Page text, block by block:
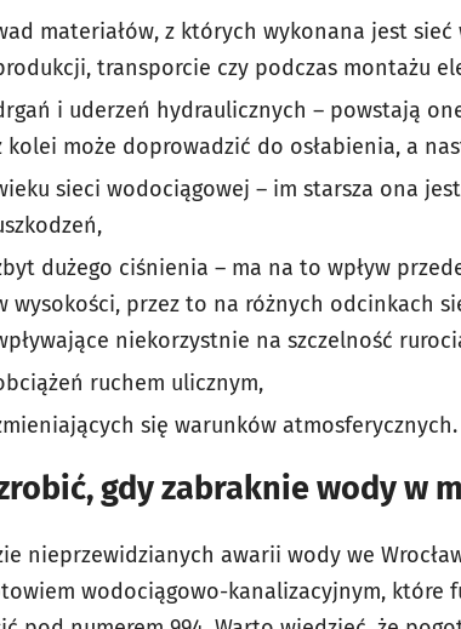
materiałów, z których wykonana jest
transporcie czy podczas montażu
i uderzeń hydraulicznych – powstają
kolei może doprowadzić do osłabienia, a
sieci wodociągowej – im starsza ona
dużego ciśnienia – ma na to wpływ
wysokości, przez to na różnych odcinkach
niekorzystnie na szczelność
ruchem ulicznym,
się warunków atmosferycznych.
gdy zabraknie wody w
nieprzewidzianych awarii wody we
wodociągowo-kanalizacyjnym, które